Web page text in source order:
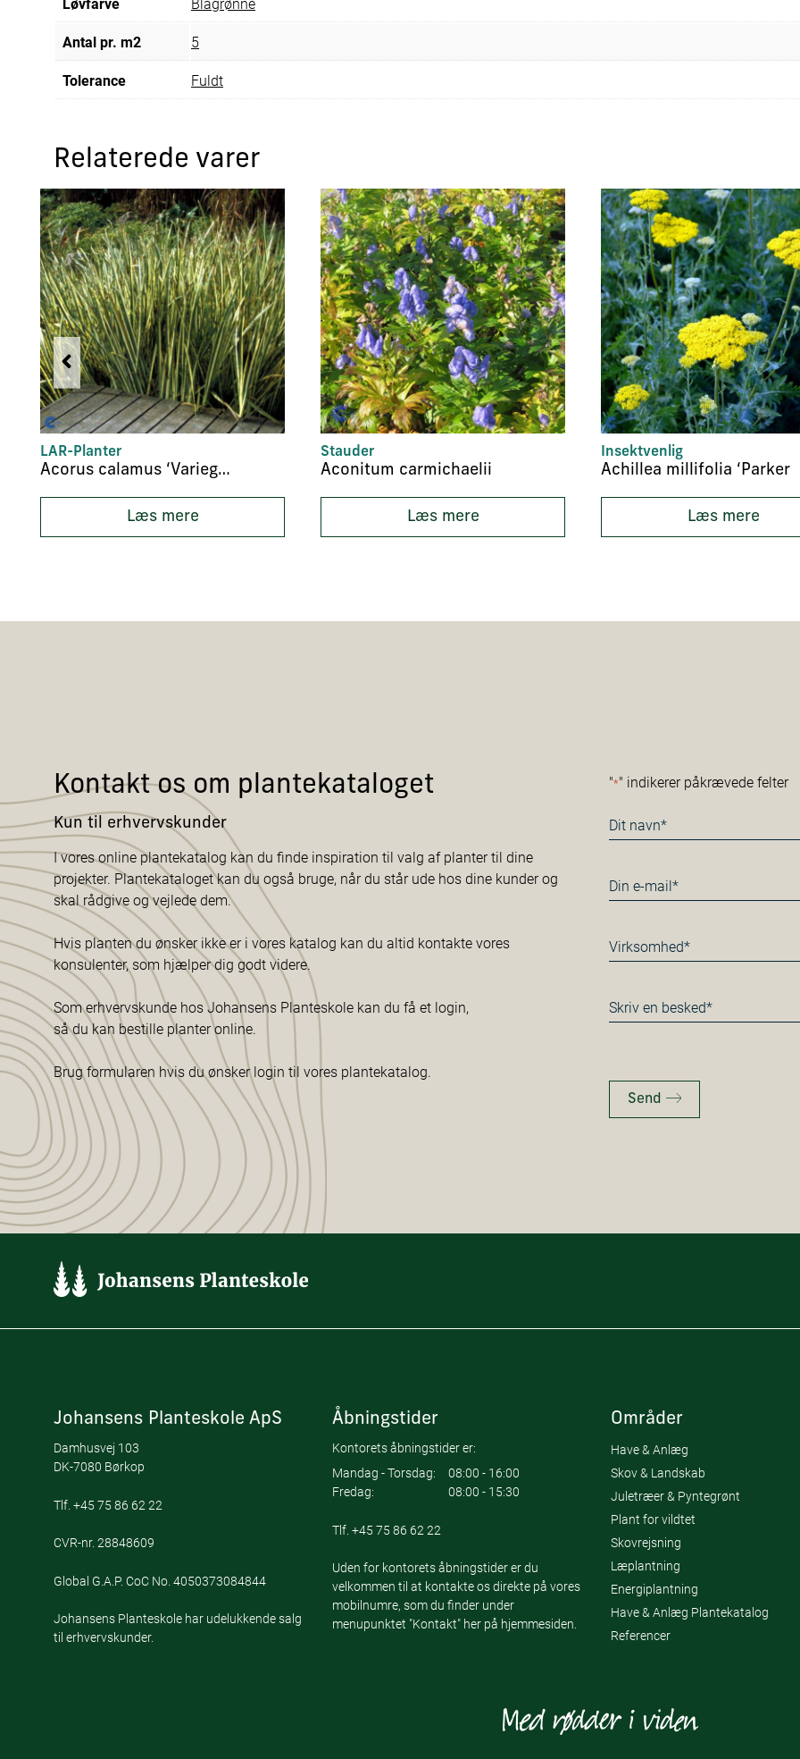
Antal pr. m2 5
Tolerance Fuldt
Relaterede varer
LAR-Planter
Acorus calamus ‘Variegatus’
Læs mere
Stauder
Aconitum carmichaelii
Læs mere
Insektvenlig
Achillea millifolia ‘Parker
Læs mere
Kontakt os om plantekataloget
Kun til erhvervskunder
I vores online plantekatalog kan du finde inspiration til valg af planter til dine
projekter. Plantekataloget kan du også bruge, når du står ude hos dine kunder og
skal rådgive og vejlede dem.
Hvis planten du ønsker ikke er i vores katalog kan du altid kontakte vores
konsulenter, som hjælper dig godt videre.
Som erhvervskunde hos Johansens Planteskole kan du få et login,
så du kan bestille planter online.
Brug formularen hvis du ønsker login til vores plantekatalog.
"*" indikerer påkrævede felter
Navn
*
E-
mail
Virksomhed*
*
Besked
*
Send
Johansens Planteskole ApS
Damhusvej 103
DK-7080 Børkop
Tlf. +45 75 86 62 22
CVR-nr. 28848609
Global G.A.P. CoC No. 4050373084844
Johansens Planteskole har udelukkende salg
til erhvervskunder.
Åbningstider
Kontorets åbningstider er:
Mandag - Torsdag:
08:00 - 16:00
Fredag:
08:00 - 15:30
Tlf.+45 75 86 62 22
Uden for kontorets åbningstider er du
velkommen til at kontakte os direkte på vores
mobilnumre, som du finder under
menupunktet "Kontakt" her på hjemmesiden.
Områder
Have & Anlæg
Skov & Landskab
Juletræer & Pyntegrønt
Plant for vildtet
Skovrejsning
Læplantning
Energiplantning
Have & Anlæg Plantekatalog
Referencer